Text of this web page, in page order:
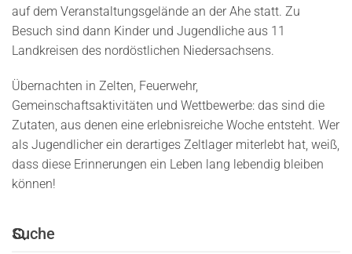
auf dem Veranstaltungsgelände an der Ahe statt. Zu
Besuch sind dann Kinder und Jugendliche aus 11
Landkreisen des nordöstlichen Niedersachsens.
Übernachten in Zelten, Feuerwehr,
Gemeinschaftsaktivitäten und Wettbewerbe: das sind die
Zutaten, aus denen eine erlebnisreiche Woche entsteht. Wer
als Jugendlicher ein derartiges Zeltlager miterlebt hat, weiß,
dass diese Erinnerungen ein Leben lang lebendig bleiben
können!